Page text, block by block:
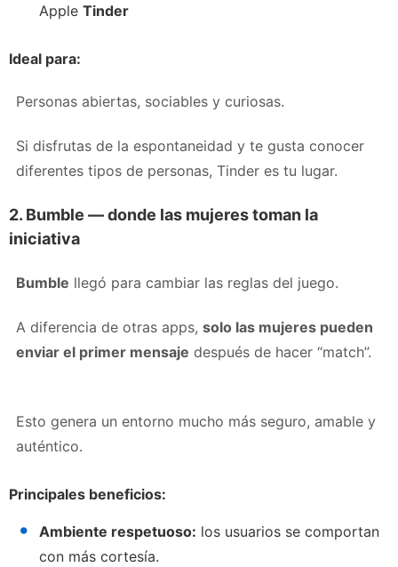
Apple Tinder
Ideal para:
Personas abiertas, sociables y curiosas.
Si disfrutas de la espontaneidad y te gusta conocer
diferentes tipos de personas, Tinder es tu lugar.
2. Bumble — donde las mujeres toman la
iniciativa
Bumble llegó para cambiar las reglas del juego.
A diferencia de otras apps, solo las mujeres pueden
enviar el primer mensaje después de hacer “match”.
Esto genera un entorno mucho más seguro, amable y
auténtico.
Principales beneficios:
Ambiente respetuoso: los usuarios se comportan
con más cortesía.